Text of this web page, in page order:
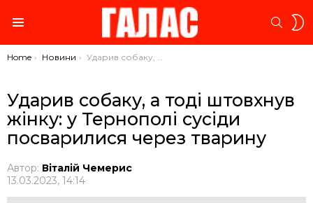
You are here:
Home Новини Ударив собаку, а тоді штовхнув жінку: у Тернополі сусіди посварилися через тварину
Ударив собаку, а тоді штовхнув
жінку: у Тернополі сусіди
посварилися через тварину
Автор: Віталій Чемерис
13.03.2023, 14:14